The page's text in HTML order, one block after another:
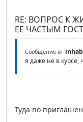
RE: ВОПРОС К
ЕЕ ЧАСТЫМ
Сообщение от
я даже не в курсе,
Туда по